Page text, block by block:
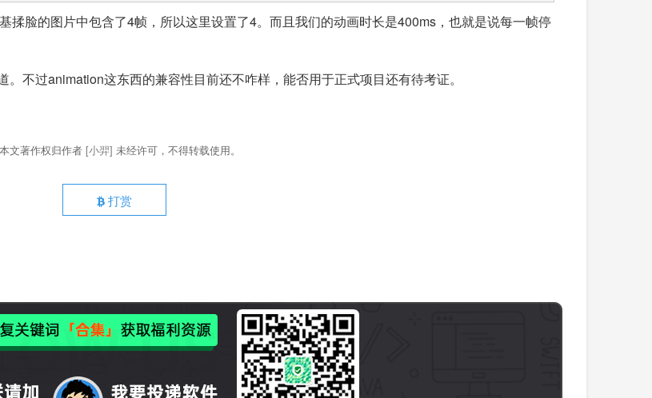
揉脸的图片中包含了4帧，所以这里设置了4。而且我们的动画时长是400ms，也就是说每一帧停
不过animation这东西的兼容性目前还不咋样，能否用于正式项目还有待考证。
文著作权归作者 [小羿] 未经许可，不得转载使用。
打赏